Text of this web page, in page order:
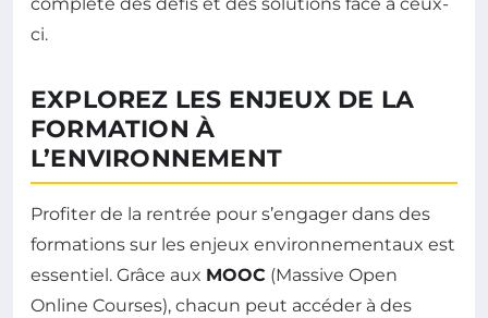
ci.
EXPLOREZ LES ENJEUX DE LA
FORMATION À
L’ENVIRONNEMENT
Profiter de la rentrée pour s’engager dans des
formations sur les enjeux environnementaux est
essentiel. Grâce aux MOOC (Massive Open
Online Courses), chacun peut accéder à des